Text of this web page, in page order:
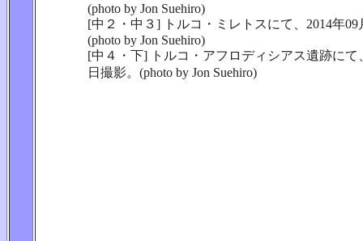
(photo by Jon Suehiro)
[中２・中３] トルコ・ミレトスにて、2014年09
(photo by Jon Suehiro)
[中４・下] トルコ・アフロディシアス遺跡にて
日撮影。(photo by Jon Suehiro)